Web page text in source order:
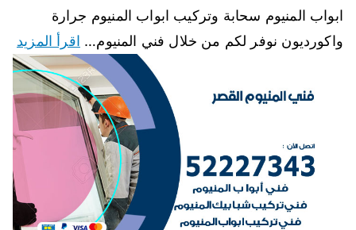
ابواب المنيوم سحابة وتركيب ابواب المنيوم جرارة
واكورديون نوفر لكم من خلال فني المنيوم… اقرأ المزيد